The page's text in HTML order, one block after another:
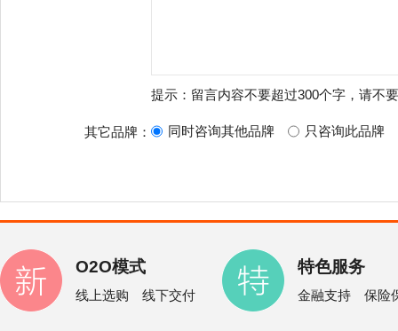
提示：留言内容不要超过300个字，请不
其它品牌： 同时咨询其他品牌 只咨询此品牌
O2O模式
线上选购 线下交付
特色服务
金融支持 保险